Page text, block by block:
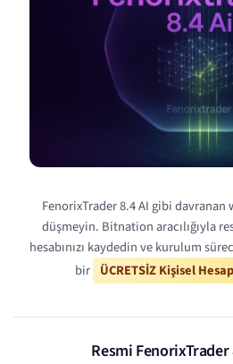
FenorixTrader 8.4 AI gibi
düşmeyin. Bitnation aracılığıyla
hesabınızı kaydedin ve kurulum
bir ÜCRETSİZ Kişisel
Resmi FenorixTrader